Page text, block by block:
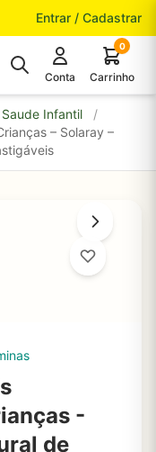
Entrar / Cadastrar
Conta
0
Carrinho
Saude Infantil
/
– Solaray –
-
de